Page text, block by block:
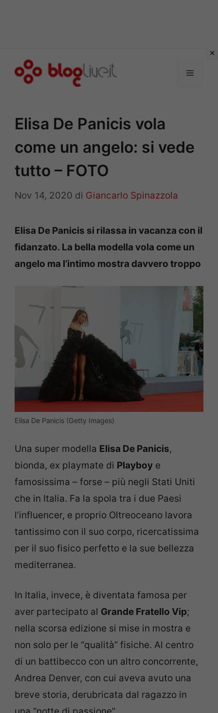
Menu
Elisa De Panicis vola
come un angelo: si vede
tutto – FOTO
Nov 14, 2020 di Giancarlo Spinazzola
Elisa De Panicis si rilassa in vacanza con il
fidanzato. La bella modella vola come un
angelo ma l’intimo mostra davvero troppo
Elisa De Panicis (Getty Images)
Una super modella Elisa De Panicis,
bionda, ex playmate di Playboy e
famosissima – forse – più negli Stati Uniti
che in Italia. Fa la spola tra i due Paesi
l’influencer, e proprio Oltreoceano lavora
tantissimo con il suo corpo, ricercatissima
per il suo fisico perfetto e la sue bellezza
mediterranea.
In Italia, invece, è diventata famosa per
aver partecipato al Grande Fratello Vip;
nella scorsa edizione si mise in mostra e
non solo per le “qualità” fisiche. Al centro
di un battibecco con un altro concorrente,
Andrea Denver, con cui aveva avuto una
breve storia, derubricata dal ragazzo in